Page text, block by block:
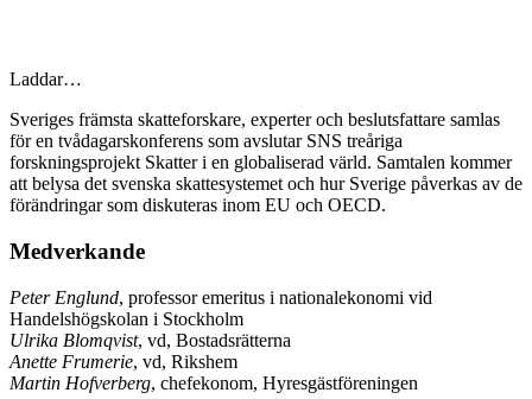
Laddar…
Sveriges främsta skatteforskare, experter och beslutsfattare samlas
för en tvådagarskonferens som avslutar SNS treåriga
forskningsprojekt Skatter i en globaliserad värld. Samtalen kommer
att belysa det svenska skattesystemet och hur Sverige påverkas av de
förändringar som diskuteras inom EU och OECD.
Medverkande
Peter Englund, professor emeritus i nationalekonomi vid
Handelshögskolan i Stockholm
Ulrika Blomqvist, vd, Bostadsrätterna
Anette Frumerie, vd, Rikshem
Martin Hofverberg, chefekonom, Hyresgästföreningen